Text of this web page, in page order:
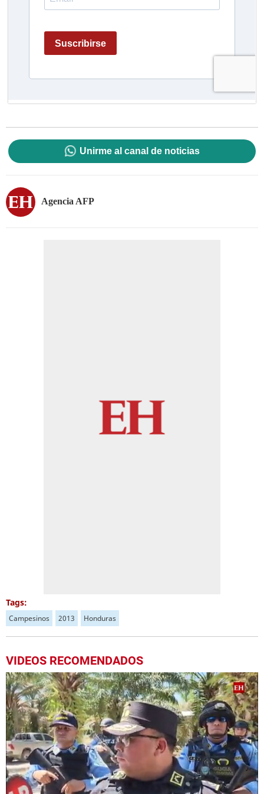
Unirme al canal de noticias
Agencia AFP
Tags:
Campesinos 2013 Honduras
VIDEOS RECOMENDADOS